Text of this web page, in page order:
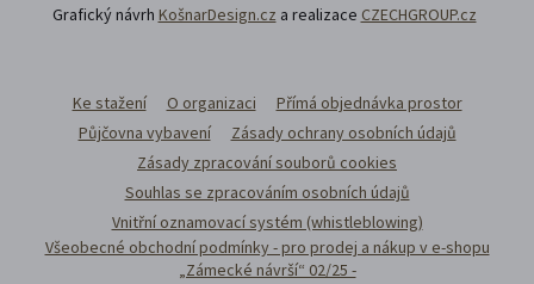
Grafický návrh KošnarDesign.cz a realizace CZECHGROUP.cz
Ke stažení O organizaci
Přímá objednávka prostor
Půjčovna vybavení
Zásady ochrany osobních údajů
Zásady zpracování souborů cookies
Souhlas se zpracováním osobních údajů
Vnitřní oznamovací systém (whistleblowing)
Všeobecné obchodní podmínky - pro prodej a nákup v e-shopu
„Zámecké návrší“ 02/25 -